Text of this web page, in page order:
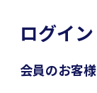
ログイン
会員のお客様